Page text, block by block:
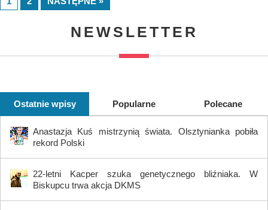
NEWSLETTER
Ostatnie wpisy Popularne Polecane
Anastazja Kuś mistrzynią świata. Olsztynianka pobiła
rekord Polski
22-letni Kacper szuka genetycznego bliźniaka. W
Biskupcu trwa akcja DKMS